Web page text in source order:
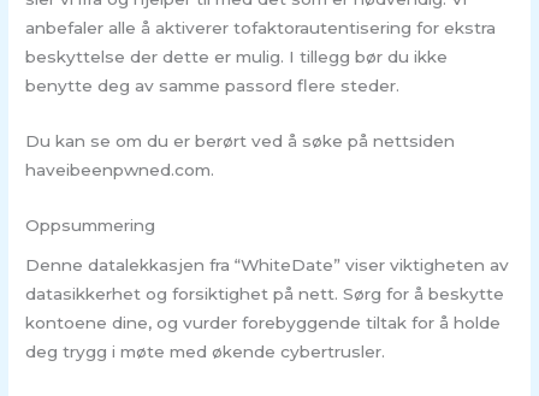
anbefaler alle å aktiverer tofaktorautentisering for ekstra
beskyttelse der dette er mulig. I tillegg bør du ikke
benytte deg av samme passord flere steder.
Du kan se om du er berørt ved å søke på nettsiden
haveibeenpwned.com.
Oppsummering
Denne datalekkasjen fra “WhiteDate” viser viktigheten av
datasikkerhet og forsiktighet på nett. Sørg for å beskytte
kontoene dine, og vurder forebyggende tiltak for å holde
deg trygg i møte med økende cybertrusler.